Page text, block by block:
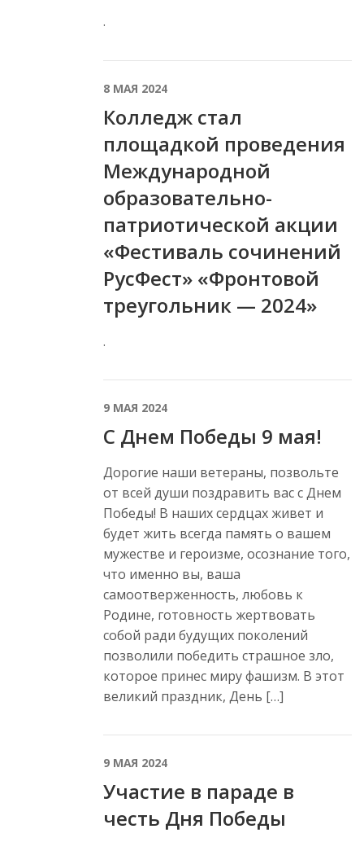
.
8 МАЯ 2024
Колледж стал
площадкой проведения
Международной
образовательно-
патриотической акции
«Фестиваль сочинений
РусФест» «Фронтовой
треугольник — 2024»
.
9 МАЯ 2024
С Днем Победы 9 мая!
Дорогие наши ветераны, позвольте
от всей души поздравить вас с Днем
Победы! В наших сердцах живет и
будет жить всегда память о вашем
мужестве и героизме, осознание того,
что именно вы, ваша
самоотверженность, любовь к
Родине, готовность жертвовать
собой ради будущих поколений
позволили победить страшное зло,
которое принес миру фашизм. В этот
великий праздник, День […]
9 МАЯ 2024
Участие в параде в
честь Дня Победы